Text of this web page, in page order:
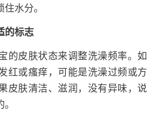
水分。
标志
皮肤状态来调整洗澡频率。如
红或瘙痒，可能是洗澡过频或方
皮肤清洁、滋润，没有异味，说